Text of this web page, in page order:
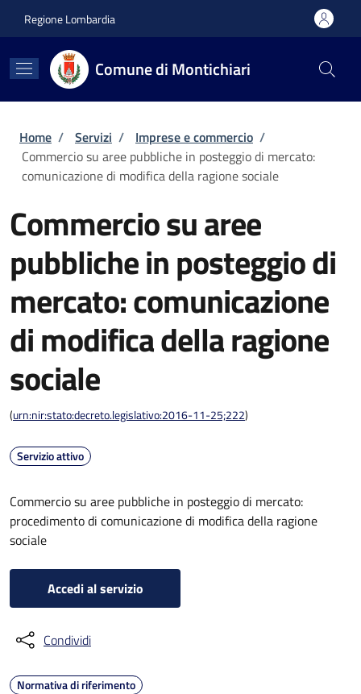
Regione Lombardia
Comune di Montichiari
Briciole di pane
Home / Servizi / Imprese e commercio /
Commercio su aree pubbliche in posteggio di mercato:
comunicazione di modifica della ragione sociale
Commercio su aree
pubbliche in posteggio di
mercato: comunicazione
di modifica della ragione
sociale
(urn:nir:stato:decreto.legislativo:2016-11-25;222)
Servizio attivo
Commercio su aree pubbliche in posteggio di mercato:
procedimento di comunicazione di modifica della ragione
sociale
Accedi al servizio
Condividi
Normativa di riferimento